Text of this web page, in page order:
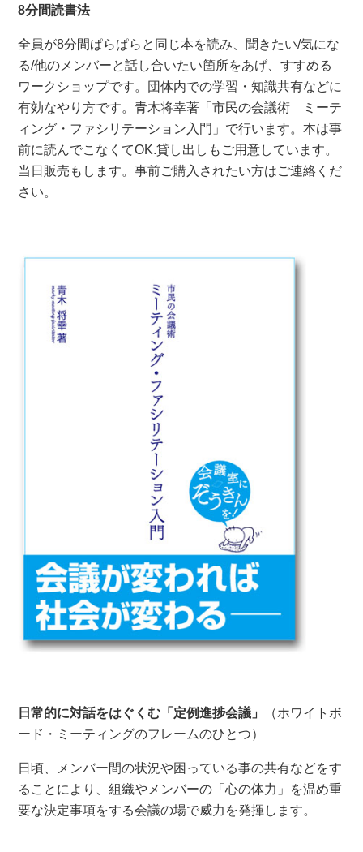
8分間読書法
全員が8分間ぱらぱらと同じ本を読み、聞きたい/気にな
る/他のメンバーと話し合いたい箇所をあげ、すすめる
ワークショップです。団体内での学習・知識共有などに
有効なやり方です。青木将幸著「市民の会議術 ミーテ
ィング・ファシリテーション入門」で行います。本は事
前に読んでこなくてOK.貸し出しもご用意しています。
当日販売もします。事前ご購入されたい方はご連絡くだ
さい。
日常的に対話をはぐくむ「定例進捗会議」
（ホワイトボ
ード・ミーティングのフレームのひとつ）
日頃、メンバー間の状況や困っている事の共有などをす
ることにより、組織やメンバーの「心の体力」を温め重
要な決定事項をする会議の場で威力を発揮します。